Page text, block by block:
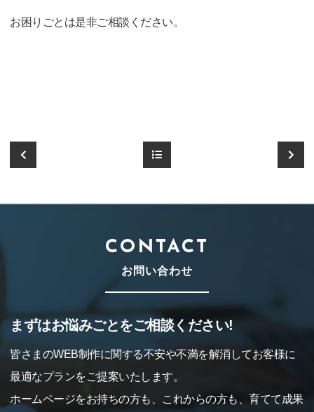
お困りごとは是非ご相談ください。
CONTACT
お問い合わせ
まずはお悩みごとをご相談ください!
皆さまのWEB制作に関する不安や不満を解消してお客様に
最適なプランをご提案いたします。
ホームページをお持ちの方も、これからの方も、育てて成果